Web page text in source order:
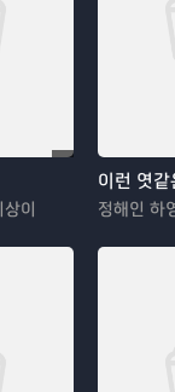
이
이런 엿
정해인 하